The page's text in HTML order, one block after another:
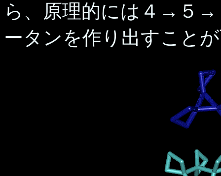
ら、原理的には４→５
ータンを作り出すこと